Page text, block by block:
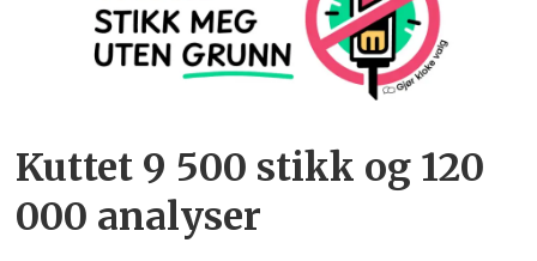
Kuttet 9 500 stikk og 120
000 analyser